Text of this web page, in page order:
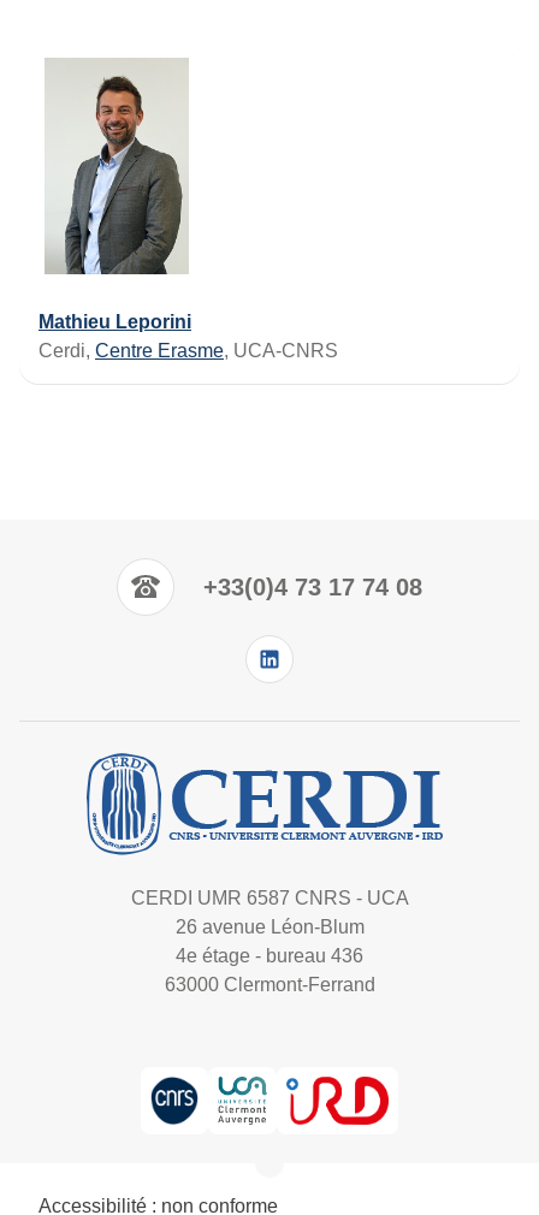
Mathieu Leporini
Cerdi, Centre Erasme, UCA-CNRS
+33(0)4 73 17 74 08
CERDI UMR 6587 CNRS - UCA
26 avenue Léon-Blum
4e étage - bureau 436
63000 Clermont-Ferrand
Accessibilité : non conforme